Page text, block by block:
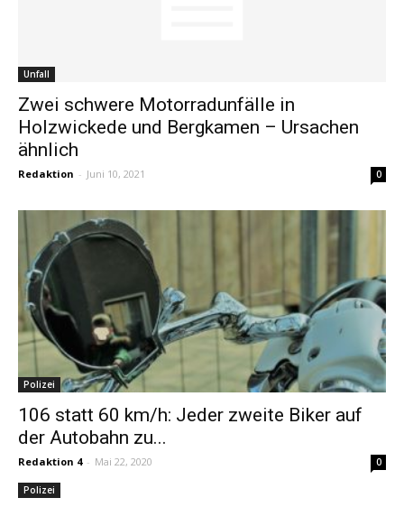
Unfall
Zwei schwere Motorradunfälle in
Holzwickede und Bergkamen – Ursachen
ähnlich
Redaktion - Juni 10, 2021 0
Polizei
106 statt 60 km/h: Jeder zweite Biker auf
der Autobahn zu...
Redaktion 4 - Mai 22, 2020 0
Polizei